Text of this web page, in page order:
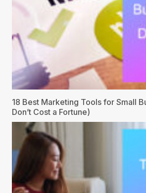
18 Best Marketing Tools for Small
Don’t Cost a Fortune)